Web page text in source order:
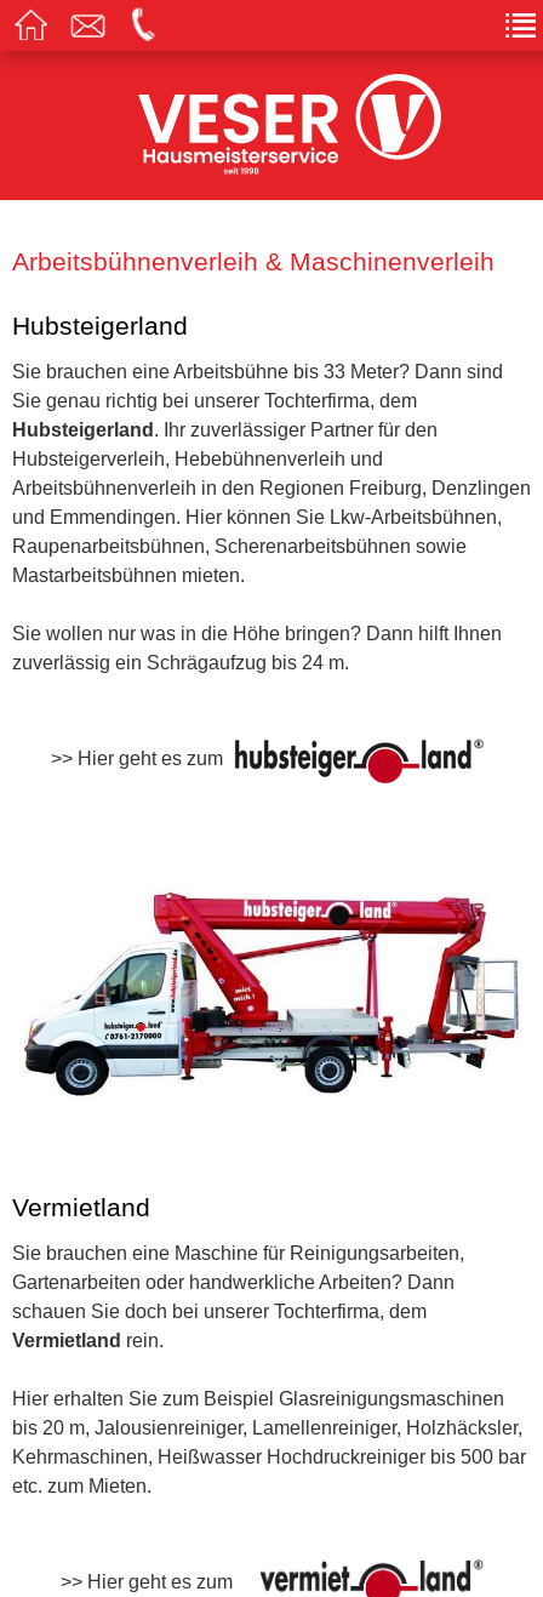
Arbeitsbühnenverleih & Maschinenverleih
Hubsteigerland
Sie brauchen eine Arbeitsbühne bis 33 Meter? Dann sind
Sie genau richtig bei unserer Tochterfirma, dem
Hubsteigerland . Ihr zuverlässiger Partner für den
Hubsteigerverleih, Hebebühnenverleih und
Arbeitsbühnenverleih in den Regionen Freiburg, Denzlingen
und Emmendingen. Hier können Sie Lkw-Arbeitsbühnen,
Raupenarbeitsbühnen, Scherenarbeitsbühnen sowie
Mastarbeitsbühnen mieten.
Sie wollen nur was in die Höhe bringen? Dann hilft Ihnen
zuverlässig ein Schrägaufzug bis 24 m.
>> Hier geht es zum
Vermietland
Sie brauchen eine Maschine für Reinigungsarbeiten,
Gartenarbeiten oder handwerkliche Arbeiten? Dann
schauen Sie doch bei unserer Tochterfirma, dem
Vermietland rein.
Hier erhalten Sie zum Beispiel Glasreinigungsmaschinen
bis 20 m, Jalousienreiniger, Lamellenreiniger, Holzhäcksler,
Kehrmaschinen, Heißwasser Hochdruckreiniger bis 500 bar
etc. zum Mieten.
>> Hier geht es zum